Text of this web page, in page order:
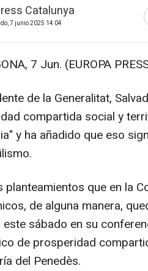
Catalunya
7 junio 2025 14:04
7 Jun. (EUROPA
de la Generalitat,
compartida social y
y ha añadido que eso
planteamientos que en la
de alguna manera,
sábado en su
de prosperidad
del Penedès.